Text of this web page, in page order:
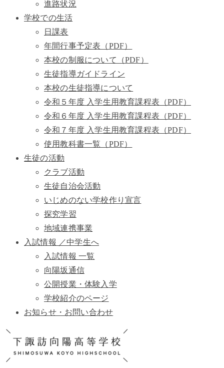
進路状況
学校での生活
日課表
年間行事予定表（PDF）
本校の制服について（PDF）
生徒指導ガイドライン
本校の生徒指導について
令和５年度 入学生用教育課程表（PDF）
令和６年度 入学生用教育課程表（PDF）
令和７年度 入学生用教育課程表（PDF）
使用教科書一覧（PDF）
生徒の活動
クラブ活動
生徒自治会活動
いじめのない学校作り宣言
探究学習
地域連携事業
入試情報 ／中学生へ
入試情報 一覧
向陽坂通信
公開授業・体験入学
学校紹介のページ
お知らせ・お問い合わせ